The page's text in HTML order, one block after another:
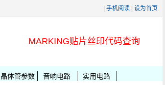
手机阅读 设为首页
MARKING贴片丝印代码查询
晶体管参数 音响电路 实用电路